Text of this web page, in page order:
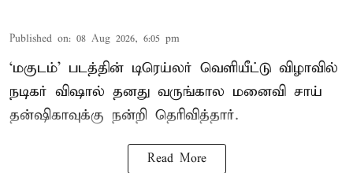
Published on: 08 Aug 2026, 6:05 pm
‘மகுடம்’ படத்தின் டிரெய்லர் வெளியீட்டு விழாவில்
நடிகர் விஷால் தனது வருங்கால மனைவி சாய்
தன்ஷிகாவுக்கு நன்றி தெரிவித்தார்.
Read More